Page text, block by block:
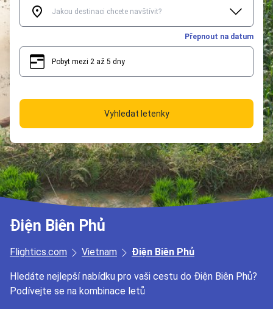
Přepnout na datum
Pobyt mezi 2 až 5 dny
Vyhledat letenky
Điện Biên Phủ
Flightics.com Vietnam Điện Biên Phủ
Hledáte nejlepší nabídku pro vaši cestu do Điện Biên Phủ?
Podívejte se na kombinace letů